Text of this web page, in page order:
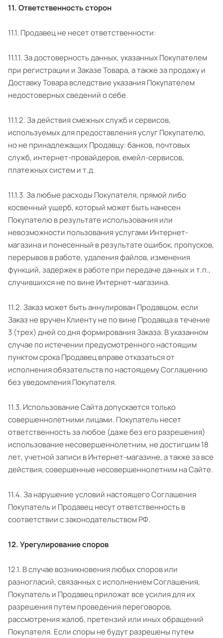
11. Ответственность сторон
11.1. Продавец не несет ответственности:
11.1.1. За достоверность данных, указанных Покупателем
при регистрации и Заказе Товара, а также за продажу и
Доставку Товара вследствие указания Покупателем
недостоверных сведений о себе.
11.1.2. За действия смежных служб и сервисов,
используемых для предоставления услуг Покупателю,
но не принадлежащих Продавцу: банков, почтовых
служб, интернет-провайдеров, емейл-сервисов,
платежных систем и т.д.
11.1.3. За любые расходы Покупателя, прямой либо
косвенный ущерб, который может быть нанесен
Покупателю в результате использования или
невозможности пользования услугами Интернет-
магазина и понесенный в результате ошибок, пропусков,
перерывов в работе, удаления файлов, изменения
функций, задержек в работе при передаче данных и т.п.,
случившихся не по вине Интернет-магазина.
11.2. Заказ может быть аннулирован Продавцом, если
Заказ не вручен Клиенту не по вине Продавца в течение
3 (трех) дней со дня формирования Заказа. В указанном
случае по истечении предусмотренного настоящим
пунктом срока Продавец вправе отказаться от
исполнения обязательств по настоящему Соглашению
без уведомления Покупателя.
11.3. Использование Сайта допускается только
совершеннолетними лицами. Покупатель несет
ответственность за любое (даже без его разрешения)
использование несовершеннолетним, не достигшим 18
лет, учетной записи в Интернет-магазине, а также за все
действия, совершенные несовершеннолетним на Сайте.
11.4. За нарушение условий настоящего Соглашения
Покупатель и Продавец несут ответственность в
соответствии с законодательством РФ.
12. Урегулирование споров
12.1. В случае возникновения любых споров или
разногласий, связанных с исполнением Соглашения,
Покупатель и Продавец приложат все усилия для их
разрешения путем проведения переговоров,
рассмотрения жалоб, претензий или иных обращений
Покупателя. Если споры не будут разрешены путем